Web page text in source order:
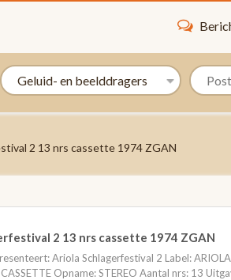
2 13 nrs cassette 1974 ZGAN
2 13 nrs cassette 1974 ZGAN
Ariola Schlagerfestival 2 Label:
Opname: STEREO Aantal nrs: 13